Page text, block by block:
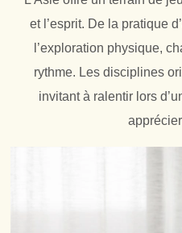
et l’esprit. De la pratique
l’exploration physique,
rythme. Les disciplines
invitant à ralentir lors